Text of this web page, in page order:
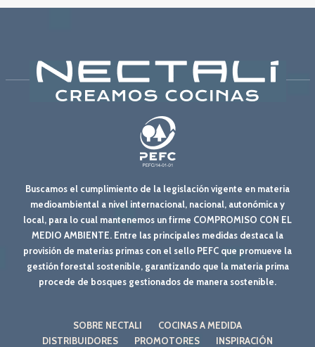
Buscamos el cumplimiento de la legislación vigente en materia
medioambiental a nivel internacional, nacional, autonómica y
local, para lo cual mantenemos un firme COMPROMISO CON EL
MEDIO AMBIENTE. Entre las principales medidas destaca la
provisión de materias primas con el sello PEFC que promueve la
gestión forestal sostenible, garantizando que la materia prima
procede de bosques gestionados de manera sostenible.
SOBRE NECTALI
COCINAS A MEDIDA
DISTRIBUIDORES
PROMOTORES
INSPIRACIÓN